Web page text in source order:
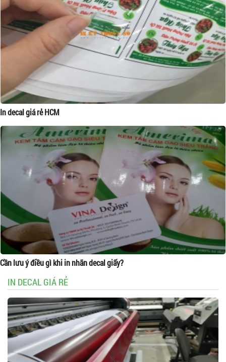
In decal giá rẻ HCM
Cần lưu ý điều gì khi in nhãn decal giấy?
IN DECAL GIÁ RẺ